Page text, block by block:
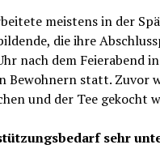
meistens in der
die ihre
nach dem Feierabend
Bewohnern statt. Zuvor
und der Tee gekocht
sehr